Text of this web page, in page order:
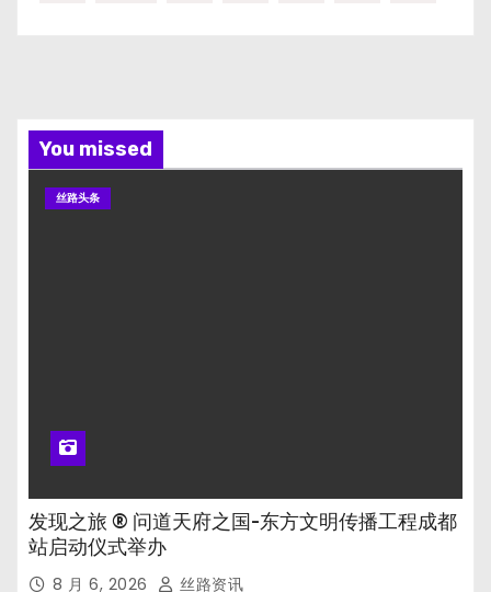
You missed
丝路头条
发现之旅 ® 问道天府之国-东方文明传播工程成都
站启动仪式举办
8 月 6, 2026 丝路资讯